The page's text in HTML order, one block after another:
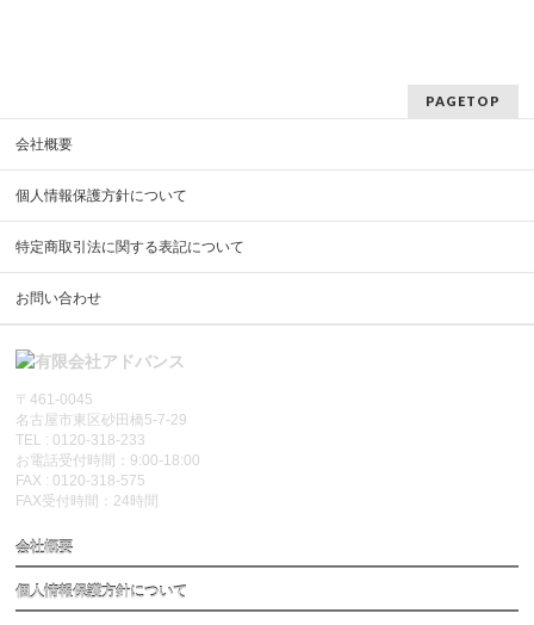
PAGETOP
会社概要
個人情報保護方針について
特定商取引法に関する表記について
お問い合わせ
〒461-0045
名古屋市東区砂田橋5-7-29
TEL : 0120-318-233
お電話受付時間：9:00-18:00
FAX : 0120-318-575
FAX受付時間：24時間
会社概要
個人情報保護方針について